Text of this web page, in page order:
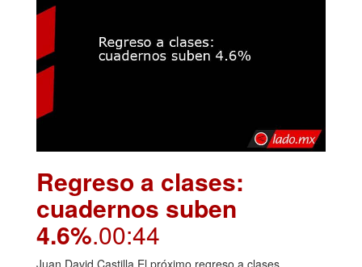
Regreso a clases:
cuadernos suben
4.6%.00:44